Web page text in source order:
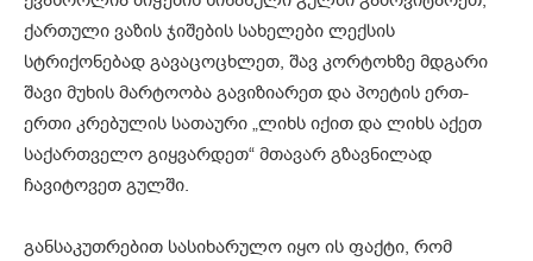
ქართული ვაზის ჯიშების სახელები ლექსის
სტრიქონებად გავაცოცხლეთ, შავ კორტოხზე მდგარი
შავი მუხის მარტოობა გავიზიარეთ და პოეტის ერთ-
ერთი კრებულის სათაური „ლიხს იქით და ლიხს აქეთ
საქართველო გიყვარდეთ“ მთავარ გზავნილად
ჩავიტოვეთ გულში.
განსაკუთრებით სასიხარულო იყო ის ფაქტი, რომ